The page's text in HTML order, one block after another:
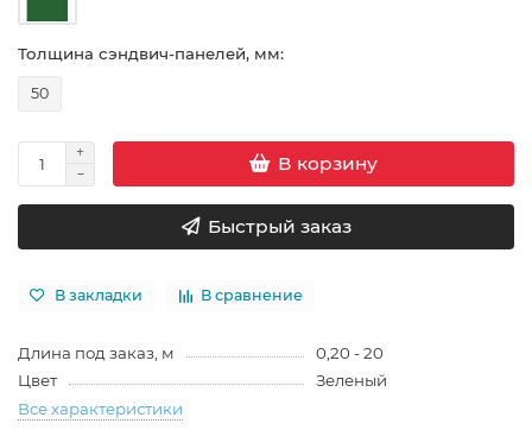
Толщина сэндвич-панелей, мм:
50
В корзину
Быстрый заказ
В закладки В сравнение
Длина под заказ, м
0,20 - 20
Цвет
Зеленый
Все характеристики